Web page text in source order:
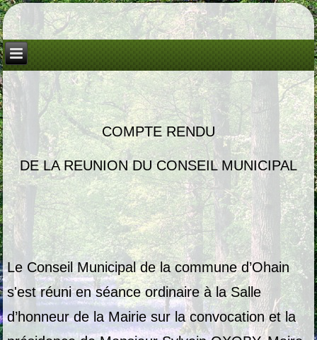
COMPTE RENDU
DE LA REUNION DU CONSEIL MUNICIPAL
Le Conseil Municipal de la commune d’Ohain
s'est réuni en séance ordinaire à la Salle
d’honneur de la Mairie sur la convocation et la